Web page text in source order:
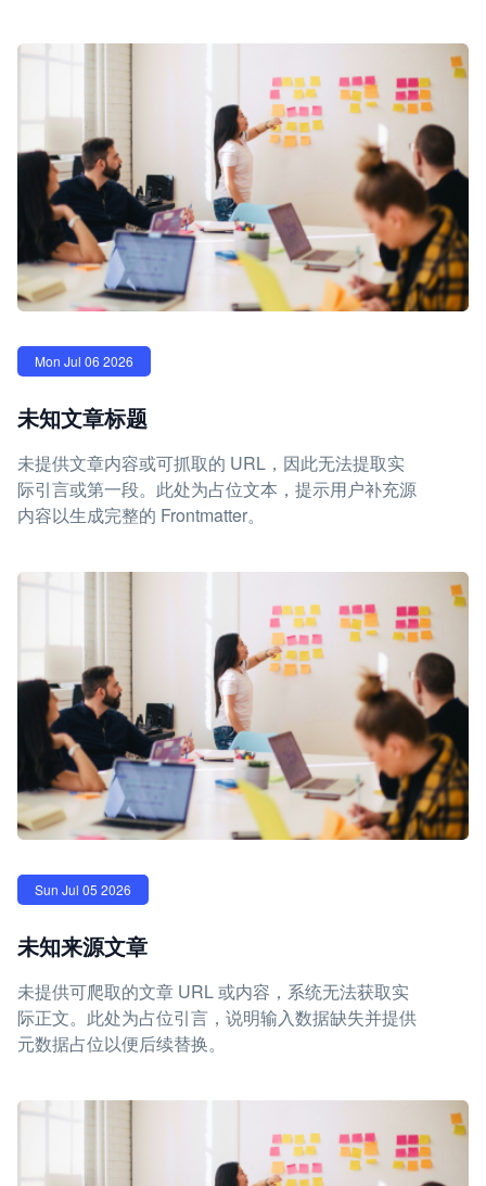
Mon Jul 06 2026
未知文章标题
未提供文章内容或可抓取的 URL，因此无法提取实
际引言或第一段。此处为占位文本，提示用户补充源
内容以生成完整的 Frontmatter。
Sun Jul 05 2026
未知来源文章
未提供可爬取的文章 URL 或内容，系统无法获取实
际正文。此处为占位引言，说明输入数据缺失并提供
元数据占位以便后续替换。